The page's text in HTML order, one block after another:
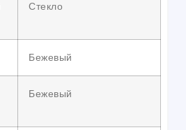
Стекло
Бежевый
Бежевый